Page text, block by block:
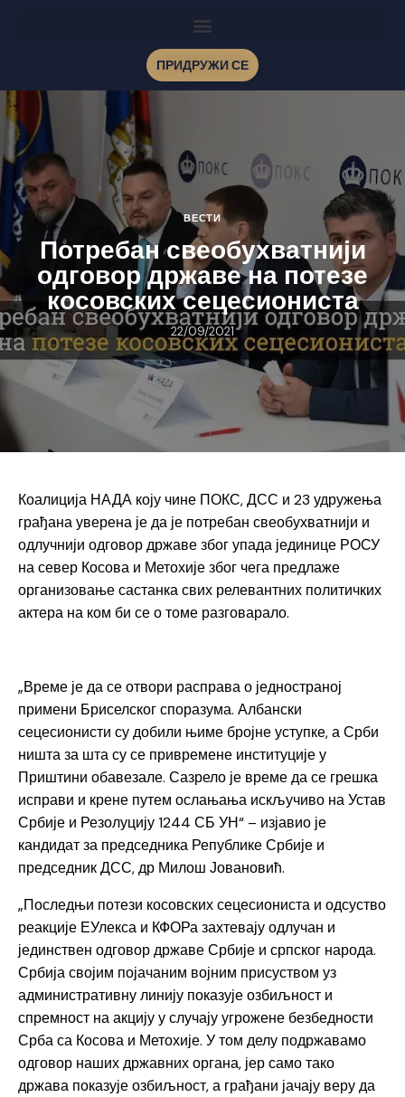
ПРИДРУЖИ СЕ
ВЕСТИ
Потребан свеобухватнији
одговор државе на потезе
косовских сецесиониста
22/09/2021
Коалиција НАДА коју чине ПОКС, ДСС и 23 удружења
грађана уверена је да је потребан свеобухватнији и
одлучнији одговор државе због упада јединице РОСУ
на север Косова и Метохије због чега предлаже
организовање састанка свих релевантних политичких
актера на ком би се о томе разговарало.
„Време је да се отвори расправа о једностраној
примени Бриселског споразума. Албански
сецесионисти су добили њиме бројне уступке, а Срби
ништа за шта су се привремене институције у
Приштини обавезале. Сазрело је време да се грешка
исправи и крене путем ослањања искључиво на Устав
Србије и Резолуцију 1244 СБ УН“ – изјавио је
кандидат за председника Републике Србије и
председник ДСС, др Милош Јовановић.
„Последњи потези косовских сецесиониста и одсуство
реакције ЕУлекса и КФОРа захтевају одлучан и
јединствен одговор државе Србије и српског народа.
Србија својим појачаним војним присуством уз
административну линију показује озбиљност и
спремност на акцију у случају угрожене безбедности
Срба са Косова и Метохије. У том делу подржавамо
одговор наших државних органа, јер само тако
држава показује озбиљност, а грађани јачају веру да